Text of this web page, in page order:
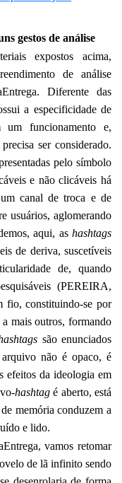
gestos de análise
expostos acima,
de análise
Diferente das
a especificidade de
funcionamento e,
ser considerado.
pelo símbolo
e não clicáveis há
canal de troca e de
usuários, aglomerando
aqui, as hashtags
de deriva, suscetíveis
de, quando
(PEREIRA,
fio, constituindo-se por
mais outros, formando
são enunciados
não é opaco, é
efeitos da ideologia em
hashtagé aberto, está
memória conduzem a
e lido.
vamos retomar
de lã infinito sendo